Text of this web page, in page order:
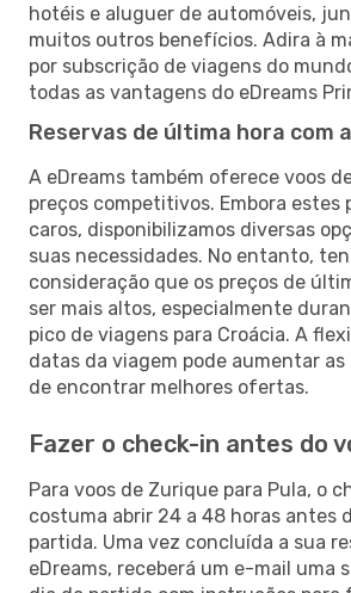
hotéis e aluguer de automóveis,
muitos outros benefícios. Adira à
por subscrição de viagens do
todas as vantagens do eDreams
Reservas de última hora com
A eDreams também oferece voos
preços competitivos. Embora estes
caros, disponibilizamos diversas
suas necessidades. No entanto,
consideração que os preços de
ser mais altos, especialmente
pico de viagens para Croácia. A
datas da viagem pode aumentar
de encontrar melhores ofertas.
Fazer o check-in antes do
Para voos de Zurique para Pula, o
costuma abrir 24 a 48 horas antes
partida. Uma vez concluída a sua
eDreams, receberá um e-mail uma